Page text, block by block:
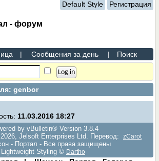
Default Style Регистрация
- форум
| Сообщения за день | Поиск
genbor
11.03.2016 18:27
by vBulletin® Version 3.8.4
Jelsoft Enterprises Ltd. Перевод:
zCarot
- Портал - Все права защищены
Lightweight Styling © Dartho